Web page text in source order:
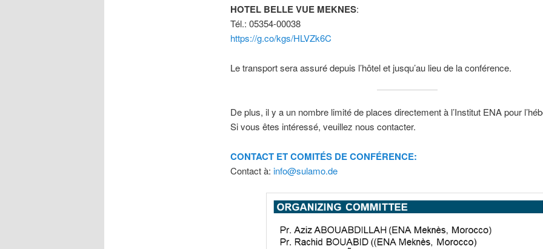
HOTEL BELLE VUE MEKNES:
Tél.: 05354-00038
https://g.co/kgs/HLVZk6C
Le transport sera assuré depuis l’hôtel et jusqu’au lieu de la conférence.
De plus, il y a un nombre limité de places directement à l’Institut ENA pour
Si vous êtes intéressé, veuillez nous contacter.
CONTACT ET COMITÉS DE CONFÉRENCE:
Contact à: info@sulamo.de